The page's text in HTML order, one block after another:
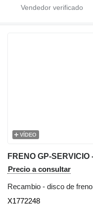
VÍDEO
Precio a consultar
Recambio - disco de freno
X1772248